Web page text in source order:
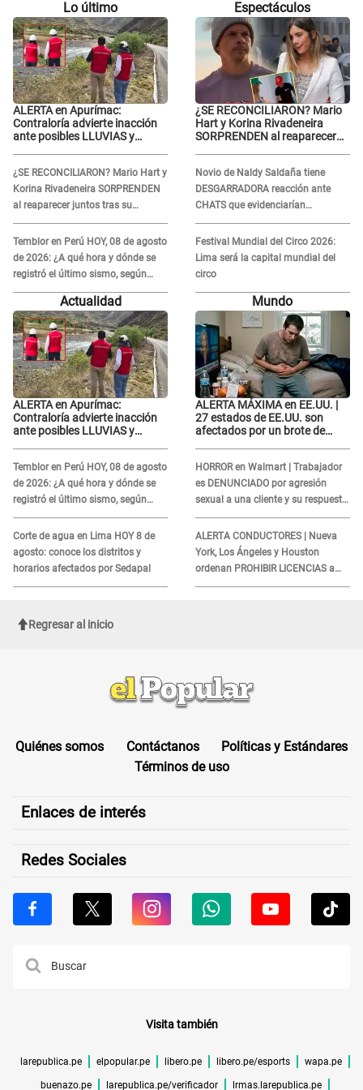
Lo último
ALERTA en Apurímac:
Contraloría advierte inacción
ante posibles LLUVIAS y
¿SE RECONCILIARON? Mario Hart y
Korina Rivadeneira SORPRENDEN
al reaparecer juntos tras su
DOLOROSA separación: “Que
siempre...”
Temblor en Perú HOY, 08 de agosto
de 2026: ¿A qué hora y dónde se
registró el último sismo, según
IGP?
Espectáculos
¿SE RECONCILIARON? Mario
Hart y Korina Rivadeneira
SORPRENDEN al reaparecer
Novio de Naldy Saldaña tiene
DESGARRADORA reacción ante
CHATS que evidenciarían
INFIDELIDAD con animador de 'La
Bella Luz': "Se puso..."
Festival Mundial del Circo 2026:
Lima será la capital mundial del
circo
Actualidad
ALERTA en Apurímac:
Contraloría advierte inacción
ante posibles LLUVIAS y
Temblor en Perú HOY, 08 de agosto
de 2026: ¿A qué hora y dónde se
registró el último sismo, según
IGP?
Corte de agua en Lima HOY 8 de
agosto: conoce los distritos y
horarios afectados por Sedapal
Mundo
ALERTA MÁXIMA en EE.UU. |
27 estados de EE.UU. son
afectados por un brote de
HORROR en Walmart | Trabajador
es DENUNCIADO por agresión
sexual a una cliente y su respuesta
INDIGNÓ A TODOS
ALERTA CONDUCTORES | Nueva
York, Los Ángeles y Houston
ordenan PROHIBIR LICENCIAS a
quienes no presenten ESTE
Regresar al inicio
Quiénes somos Contáctanos
Políticas y Estándares
Términos de uso
Enlaces de interés
Redes Sociales
Visita también
larepublica.pe elpopular.pe libero.pe libero.pe/esports wapa.pe
buenazo.pe larepublica.pe/verificador lrmas.larepublica.pe